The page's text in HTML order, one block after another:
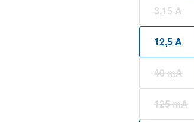
3,15 A
12,5 A
40 mA
125 mA